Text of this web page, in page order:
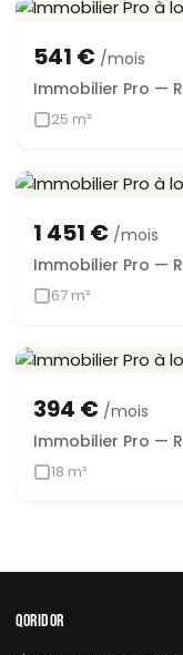
541 € /mois
Immobilier Pro —
25 m²
1 451 € /mois
Immobilier Pro —
67 m²
394 € /mois
Immobilier Pro —
18 m²
QORIDOR